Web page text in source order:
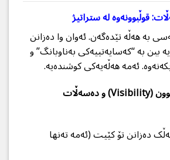
قوڵبوونەوە لە ستراتیژ
بە هەڵە تێدەگەن. ئەوان وا دەزانن
بە “کەسایەتییەکی بەناوبانگ” و
ئەمە هەڵەیەکی کوشندەیە.
جیاوازی نێوان دیاربوون (Visibility) و دەسەڵات
دەزانن تۆ کێیت (ئەمە تەنها